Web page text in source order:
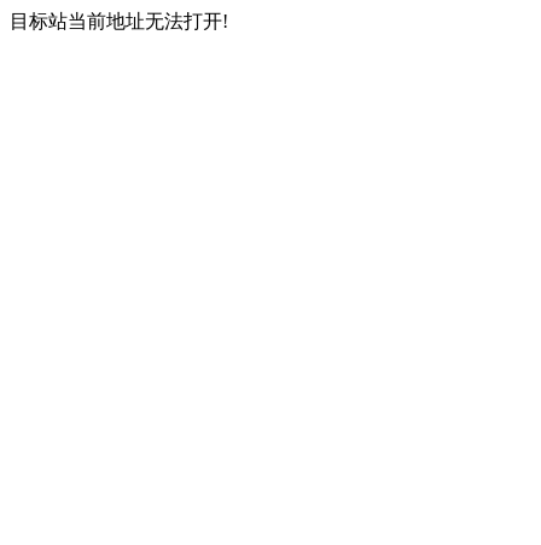
目标站当前地址无法打开!